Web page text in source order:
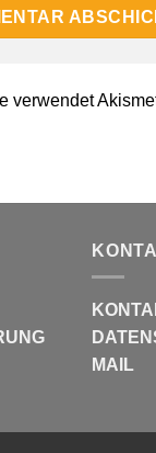
verwendet
MAIL